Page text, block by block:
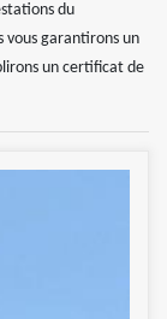
du
vous garantirons un
un certificat de